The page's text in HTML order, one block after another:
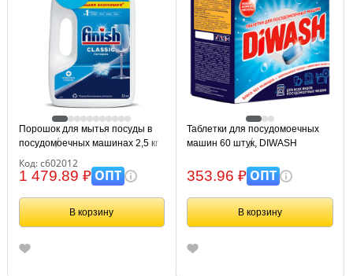
Порошок для мытья посуды в
посудомоечных машинах 2,5 кг
Код: с602012
1 479.89 ₽ОПТ
В корзину
Таблетки для посудомоечных
машин 60 штук, DIWASH
353.96 ₽ОПТ
В корзину